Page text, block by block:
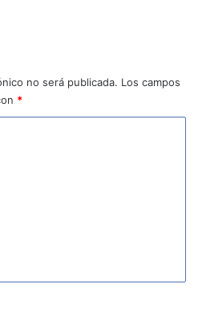
no será publicada. Los campos
*